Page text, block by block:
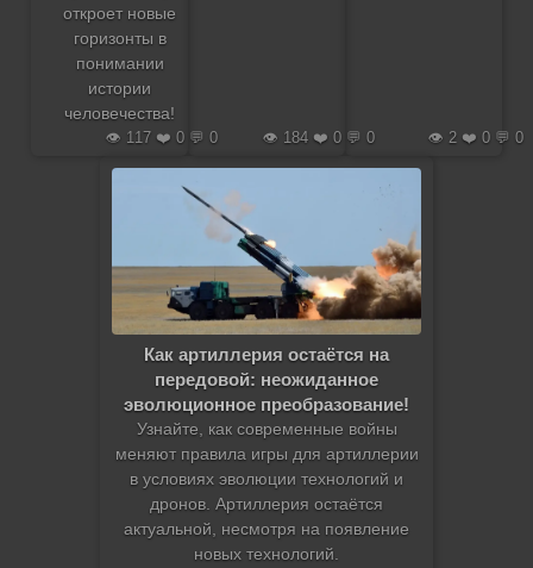
откроет новые
горизонты в
понимании
истории
человечества!
👁️ 117 ❤️ 0 💬 0
👁️ 184 ❤️ 0 💬 0 👁️ 2 ❤️ 0 💬 0
Как артиллерия остаётся на
передовой: неожиданное
эволюционное преобразование!
Узнайте, как современные войны
меняют правила игры для артиллерии
в условиях эволюции технологий и
дронов. Артиллерия остаётся
актуальной, несмотря на появление
новых технологий.